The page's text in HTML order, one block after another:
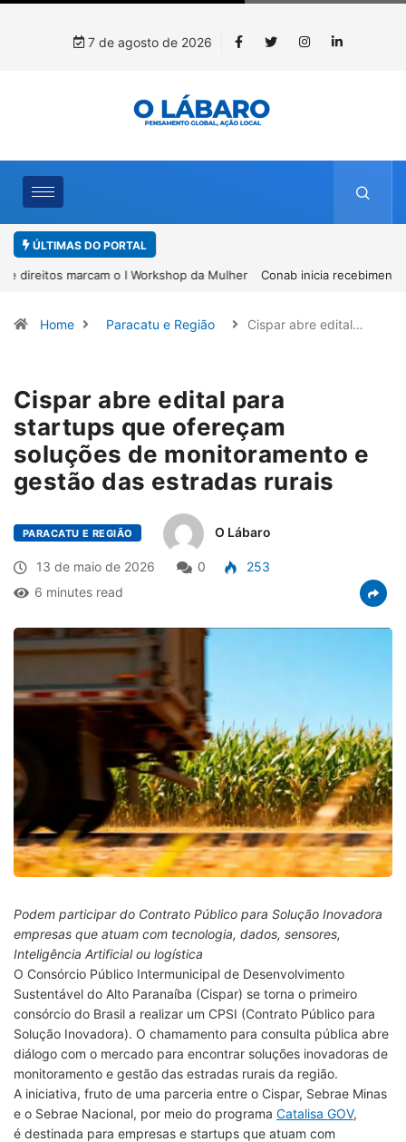
7 de agosto de 2026
ÚLTIMAS DO PORTAL
Conab inicia recebimento de documentos para solicitação do
Home Paracatu e Região Cispar abre edital…
Cispar abre edital para
startups que ofereçam
soluções de monitoramento e
gestão das estradas rurais
PARACATU E REGIÃO O Lábaro
13 de maio de 2026 0
253
6 minutes read
Podem participar do Contrato Público para Solução Inovadora
empresas que atuam com tecnologia, dados, sensores,
Inteligência Artificial ou logística
O Consórcio Público Intermunicipal de Desenvolvimento
Sustentável do Alto Paranaíba (Cispar) se torna o primeiro
consórcio do Brasil a realizar um CPSI (Contrato Público para
Solução Inovadora). O chamamento para consulta pública abre
diálogo com o mercado para encontrar soluções inovadoras de
monitoramento e gestão das estradas rurais da região.
A iniciativa, fruto de uma parceria entre o Cispar, Sebrae Minas
e o Sebrae Nacional, por meio do programa Catalisa GOV,
é destinada para empresas e startups que atuam com